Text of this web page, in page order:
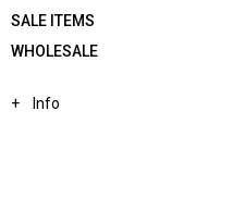
SALE ITEMS
WHOLESALE
Info